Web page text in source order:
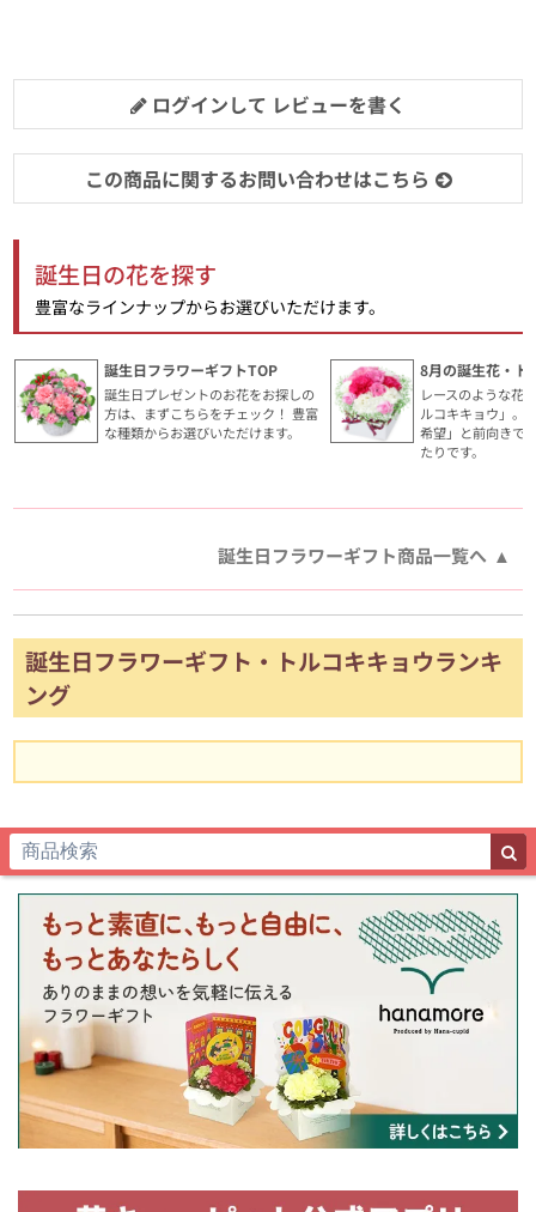
ログインして レビューを書く
この商品に関するお問い合わせはこちら
誕生日の花を探す
豊富なラインナップからお選びいただけます。
誕生日フラワーギフトTOP
誕生日プレゼントのお花をお探しの
方は、まずこちらをチェック！ 豊富
な種類からお選びいただけます。
8月の誕生花・ト
レースのような花
ルコキキョウ」。
希望」と前向きで
たりです。
誕生日フラワーギフト商品一覧へ
誕生日フラワーギフト・トルコキキョウランキ
ング